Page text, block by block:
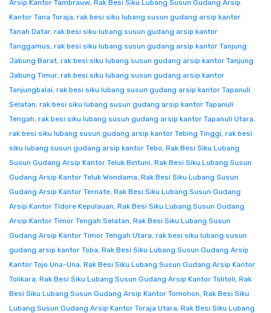
Arsip Kantor Tambrauw, Rak Besi Siku Lubang Susun Gudang Arsip
Kantor Tana Toraja, rak besi siku lubang susun gudang arsip kantor
Tanah Datar, rak besi siku lubang susun gudang arsip kantor
Tanggamus, rak besi siku lubang susun gudang arsip kantor Tanjung
Jabung Barat, rak besi siku lubang susun gudang arsip kantor Tanjung
Jabung Timur, rak besi siku lubang susun gudang arsip kantor
Tanjungbalai, rak besi siku lubang susun gudang arsip kantor Tapanuli
Selatan, rak besi siku lubang susun gudang arsip kantor Tapanuli
Tengah, rak besi siku lubang susun gudang arsip kantor Tapanuli Utara,
rak besi siku lubang susun gudang arsip kantor Tebing Tinggi, rak besi
siku lubang susun gudang arsip kantor Tebo, Rak Besi Siku Lubang
Susun Gudang Arsip Kantor Teluk Bintuni, Rak Besi Siku Lubang Susun
Gudang Arsip Kantor Teluk Wondama, Rak Besi Siku Lubang Susun
Gudang Arsip Kantor Ternate, Rak Besi Siku Lubang Susun Gudang
Arsip Kantor Tidore Kepulauan, Rak Besi Siku Lubang Susun Gudang
Arsip Kantor Timor Tengah Selatan, Rak Besi Siku Lubang Susun
Gudang Arsip Kantor Timor Tengah Utara, rak besi siku lubang susun
gudang arsip kantor Toba, Rak Besi Siku Lubang Susun Gudang Arsip
Kantor Tojo Una-Una, Rak Besi Siku Lubang Susun Gudang Arsip Kantor
Tolikara, Rak Besi Siku Lubang Susun Gudang Arsip Kantor Tolitoli, Rak
Besi Siku Lubang Susun Gudang Arsip Kantor Tomohon, Rak Besi Siku
Lubang Susun Gudang Arsip Kantor Toraja Utara, Rak Besi Siku Lubang